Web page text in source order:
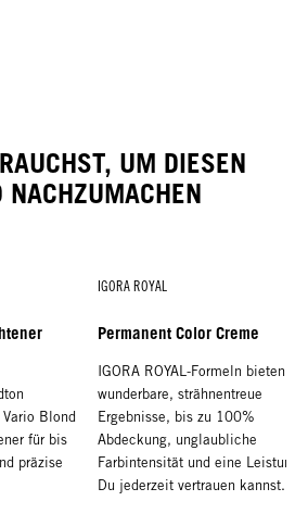
UM DIESEN
NACHZUMACHEN
Blond
für bis
präzise
IGORA ROYAL
Permanent Color Creme
IGORA ROYAL-Formeln bieten
wunderbare, strähnentreue
Ergebnisse, bis zu 100%
Abdeckung, unglaubliche
Farbintensität und eine Leistung
Du jederzeit vertrauen kannst.